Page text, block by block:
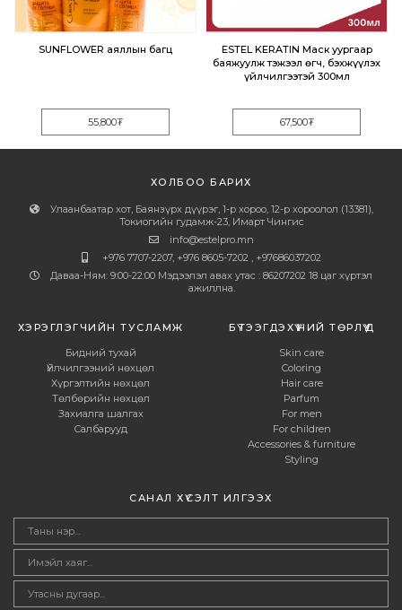
SUNFLOWER аяллын багц
55,800₮
ESTEL KERATIN Маск уургаар
баяжуулж тэжээл өгч, бэхжүүлэх
үйлчилгээтэй 300мл
67,500₮
ХОЛБОО БАРИХ
Улаанбаатар хот, Баянзүрх дүүрэг, 1-р хороо, 12-р хороолол (13381),
Токиогийн гудамж-23, Имарт Чингис
info@estelpro.mn
+976 7707-2207, +976 8605-7202 , +97686037202
Даваа-Ням: 9:00-22:00 Мэдээлэл авах утас : 86207202 18 цаг хүртэл
ажиллна.
ХЭРЭГЛЭГЧИЙН ТУСЛАМЖ
Бидний тухай
Үйлчилгээний нөхцөл
Хүргэлтийн нөхцөл
Төлбөрийн нөхцөл
Захиалга шалгах
Салбарууд
БҮТЭЭГДЭХҮҮНИЙ ТӨРЛҮҮД
Skin care
Coloring
Hair care
Parfum
For men
For children
Accessories & furniture
Styling
САНАЛ ХҮСЭЛТ ИЛГЭЭХ